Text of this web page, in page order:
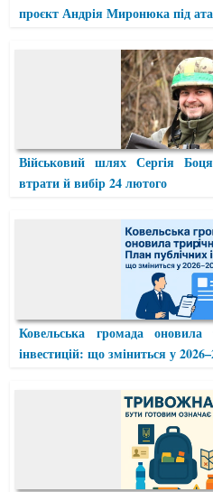
проєкт Андрія Миронюка під
Військовий шлях Сергія
втрати й вибір 24 лютого
Ковельська громада
інвестицій: що зміниться у